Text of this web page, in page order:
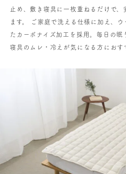
止め、敷き寝具に一枚重ねるだけで、
ます。 ご家庭で洗える仕様に加え、
たカーボナイズ加工を採用。毎日の眠
寝具のムレ・冷えが気になる方におす